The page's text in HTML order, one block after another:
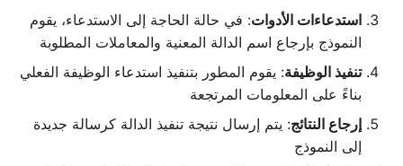
استدعاءات الأدوات: في حالة الحاجة إلى الاستدعاء، يقوم
النموذج بإرجاع اسم الدالة المعنية والمعاملات المطلوبة
تنفيذ الوظيفة: يقوم المطور بتنفيذ استدعاء الوظيفة الفعلي
بناءً على المعلومات المرتجعة
إرجاع النتائج: يتم إرسال نتيجة تنفيذ الدالة كرسالة جديدة
إلى النموذج